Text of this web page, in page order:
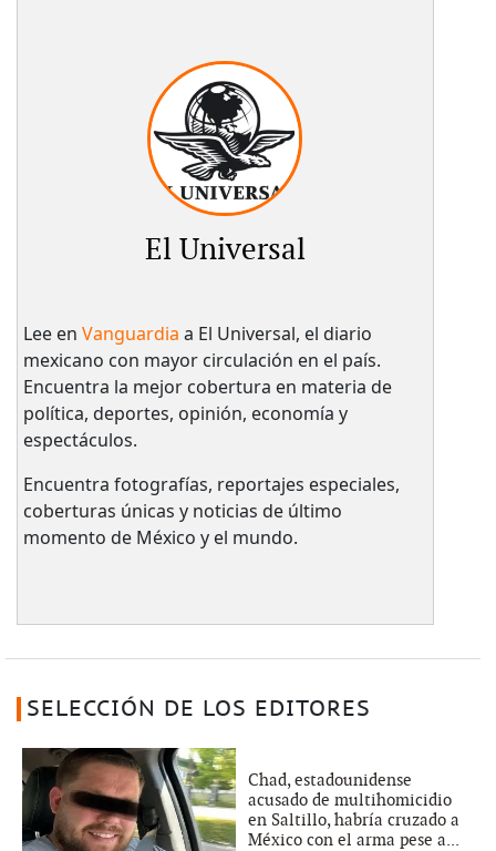
El Universal
Lee en Vanguardia a El Universal, el diario
mexicano con mayor circulación en el país.​
Encuentra la mejor cobertura en materia de
política, deportes, opinión, economía y
espectáculos.
Encuentra fotografías, reportajes especiales,
coberturas únicas y noticias de último
momento de México y el mundo.
SELECCIÓN DE LOS EDITORES
Chad, estadounidense
acusado de multihomicidio
en Saltillo, habría cruzado a
México con el arma pese a...